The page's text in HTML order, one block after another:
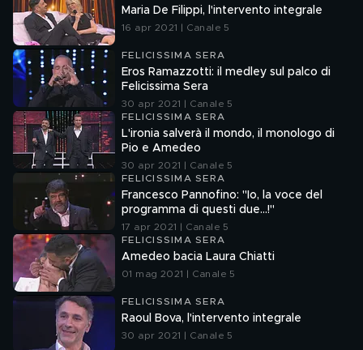
Maria De Filippi, l'intervento integrale
16 apr 2021 | Canale 5
FELICISSIMA SERA
Eros Ramazzotti: il medley sul palco di
Felicissima Sera
30 apr 2021 | Canale 5
FELICISSIMA SERA
L'ironia salverà il mondo, il monologo di
Pio e Amedeo
30 apr 2021 | Canale 5
FELICISSIMA SERA
Francesco Pannofino: "Io, la voce del
programma di questi due...!"
17 apr 2021 | Canale 5
FELICISSIMA SERA
Amedeo bacia Laura Chiatti
01 mag 2021 | Canale 5
FELICISSIMA SERA
Raoul Bova, l'intervento integrale
30 apr 2021 | Canale 5